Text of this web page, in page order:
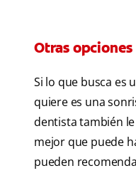
Otras
Si lo que busca es
quiere es una
dentista también
mejor que puede
pueden